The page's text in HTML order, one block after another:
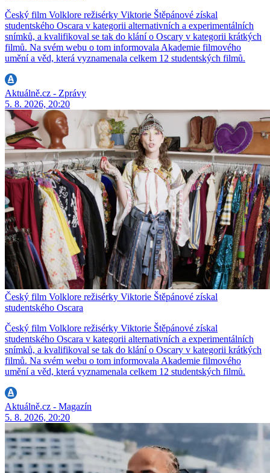
Český film Volklore režisérky Viktorie Štěpánové získal
studentského Oscara v kategorii alternativních a experimentálních
snímků, a kvalifikoval se tak do klání o Oscary v kategorii krátkých
filmů. Na svém webu o tom informovala Akademie filmového
umění a věd, která vyznamenala celkem 12 studentských filmů.
Aktuálně.cz - Zprávy
5. 8. 2026, 20:20
Český film Volklore režisérky Viktorie Štěpánové získal
studentského Oscara
Český film Volklore režisérky Viktorie Štěpánové získal
studentského Oscara v kategorii alternativních a experimentálních
snímků, a kvalifikoval se tak do klání o Oscary v kategorii krátkých
filmů. Na svém webu o tom informovala Akademie filmového
umění a věd, která vyznamenala celkem 12 studentských filmů.
Aktuálně.cz - Magazín
5. 8. 2026, 20:20